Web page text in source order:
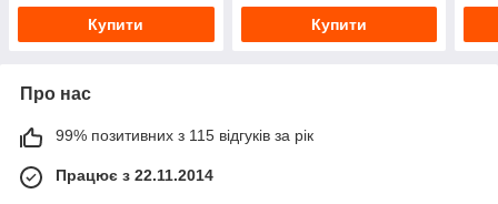
Купити Купити
Про нас
99% позитивних з 115 відгуків за рік
Працює з 22.11.2014